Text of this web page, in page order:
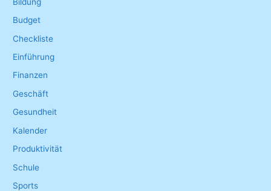
f
o
Budget
Checkliste
Einführung
Finanzen
Geschäft
Gesundheit
Kalender
Produktivität
Schule
Sports